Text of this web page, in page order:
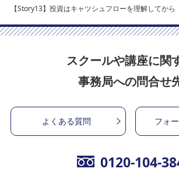
【Story13】投資はキャツシュフローを理解してから
スクールや講座に関
事務局への問合せ
よくある質問 フォ
0120-104-